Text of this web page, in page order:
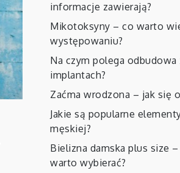
informacje zawierają?
Mikotoksyny – co warto
występowaniu?
Na czym polega odbudowa
implantach?
Zaćma wrodzona – jak się
Jakie są popularne
męskiej?
Bielizna damska plus size
warto wybierać?